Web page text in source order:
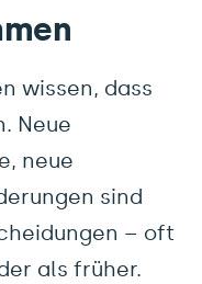
wissen, dass
Neue
neue
sind
– oft
als früher.
81